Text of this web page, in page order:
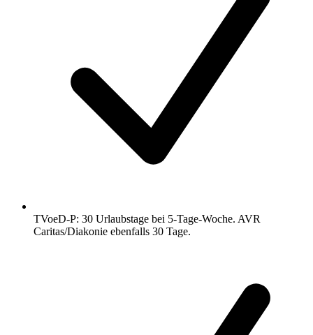
TVoeD-P: 30 Urlaubstage bei 5-Tage-Woche. AVR
Caritas/Diakonie ebenfalls 30 Tage.